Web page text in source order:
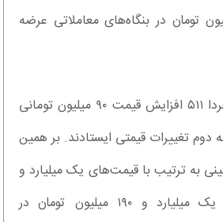
و ۳۰۵ میلیون تومان در بنگاه‌های معاملاتی عرضه
تیگارد X35 پلاس و فردا ۵۱۱ افزایش قیمت ۹۰ میلیون تومانی
دوم تغییرات قیمتی ایستادند. بر همین
به ترتیب با قیمت‌های یک میلیارد و
۷۰۰ میلیون تومان و یک میلیارد و ۱۹۰ میلیون تومان در